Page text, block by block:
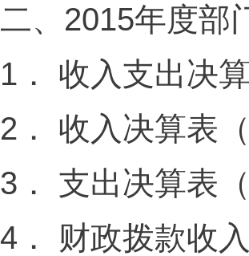
二、2015年度部
1． 收入支出决
2． 收入决算表
3． 支出决算表
4． 财政拨款收